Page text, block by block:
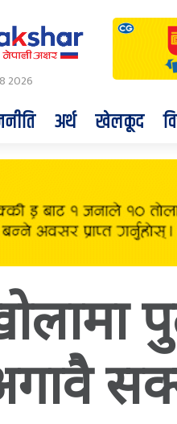
2026
अर्थ खेलकूद